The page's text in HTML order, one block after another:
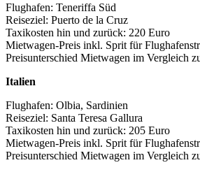
Flughafen: Teneriffa Süd
Reiseziel: Puerto de la Cruz
Taxikosten hin und zurück: 220 Euro
Mietwagen-Preis inkl. Sprit für
Preisunterschied Mietwagen im Vergleich
Italien
Flughafen: Olbia, Sardinien
Reiseziel: Santa Teresa Gallura
Taxikosten hin und zurück: 205 Euro
Mietwagen-Preis inkl. Sprit für
Preisunterschied Mietwagen im Vergleich